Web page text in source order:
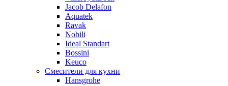
Jacob Delafon
Aquatek
Ravak
Nobili
Ideal Standart
Bossini
Keuco
Смесители для кухни
Hansgrohe